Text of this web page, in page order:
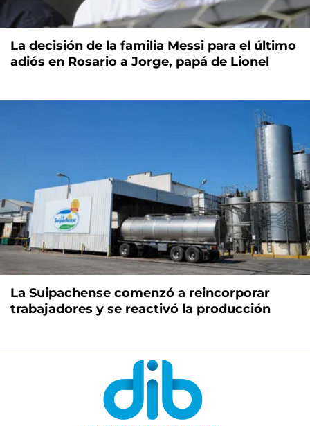
La decisión de la familia Messi para el último
adiós en Rosario a Jorge, papá de Lionel
La Suipachense comenzó a reincorporar
trabajadores y se reactivó la producción